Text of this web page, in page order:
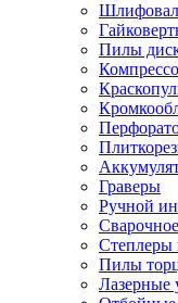
Пилы
Граверы
Ручной
Степлеры
Пилы
Лазерные